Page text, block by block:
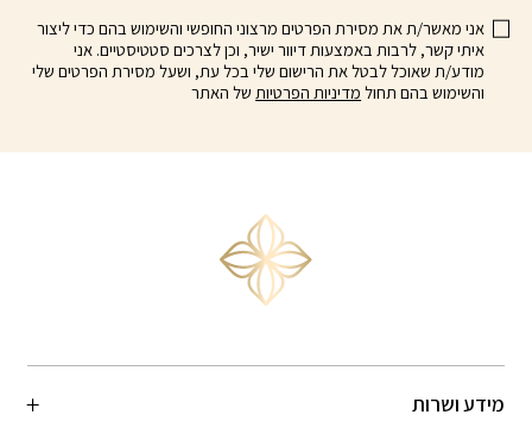
אני מאשר/ת את מסירת הפרטים מרצוני החופשי והשימוש בהם כדי ליצור
איתי קשר, לרבות באמצעות דיוור ישיר, וכן לצרכים סטטיסטיים. אני
מודע/ת שאוכל לבטל את הרישום שלי בכל עת, ושעל מסירת הפרטים שלי
והשימוש בהם תחול מדיניות הפרטיותשל האתר
מידע ושרות